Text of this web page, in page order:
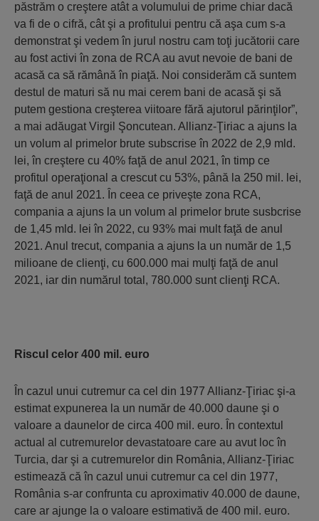
păstrăm o creştere atât a volumului de prime chiar dacă
va fi de o cifră, cât şi a profitului pentru că aşa cum s-a
demonstrat şi vedem în jurul nostru cam toţi jucătorii care
au fost activi în zona de RCA au avut nevoie de bani de
acasă ca să rămână în piaţă. Noi considerăm că suntem
destul de maturi să nu mai cerem bani de acasă şi să
putem gestiona creşterea viitoare fără ajutorul părinţilor”,
a mai adăugat Virgil Şoncutean. Allianz-Ţiriac a ajuns la
un volum al primelor brute subscrise în 2022 de 2,9 mld.
lei, în creştere cu 40% faţă de anul 2021, în timp ce
profitul operaţional a crescut cu 53%, până la 250 mil. lei,
faţă de anul 2021. În ceea ce priveşte zona RCA,
compania a ajuns la un volum al primelor brute susbcrise
de 1,45 mld. lei în 2022, cu 93% mai mult faţă de anul
2021. Anul trecut, compania a ajuns la un număr de 1,5
milioane de clienţi, cu 600.000 mai mulţi faţă de anul
2021, iar din numărul total, 780.000 sunt clienţi RCA.
Riscul celor 400 mil. euro
În cazul unui cutremur ca cel din 1977 Allianz-Ţiriac şi-a
estimat expunerea la un număr de 40.000 daune şi o
valoare a daunelor de circa 400 mil. euro. În contextul
actual al cutremurelor devastatoare care au avut loc în
Turcia, dar şi a cutremurelor din România, Allianz-Ţiriac
estimează că în cazul unui cutremur ca cel din 1977,
România s-ar confrunta cu aproximativ 40.000 de daune,
care ar ajunge la o valoare estimativă de 400 mil. euro.